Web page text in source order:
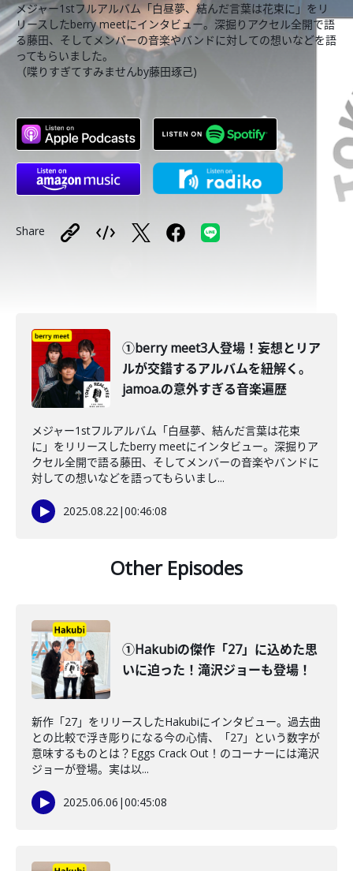
メジャー1stフルアルバム「白昼夢、結んだ言葉は花束に」をリ
リースしたberry meetにインタビュー。深掘りアクセル全開で語
る藤田、そしてメンバーの音楽やバンドに対しての想いなどを語
ってもらいました。
（喋りすぎてすみませんby藤田琢己)
Share
①berry meet3人登場！妄想とリア
ルが交錯するアルバムを紐解く。
jamoa.の意外すぎる音楽遍歴
メジャー1stフルアルバム「白昼夢、結んだ言葉は花束
に」をリリースしたberry meetにインタビュー。深掘りア
クセル全開で語る藤田、そしてメンバーの音楽やバンドに
対しての想いなどを語ってもらいまし...
2025.08.22|00:46:08
Other Episodes
①Hakubiの傑作「27」に込めた思
いに迫った！滝沢ジョーも登場！
新作「27」をリリースしたHakubiにインタビュー。過去曲
との比較で浮き彫りになる今の心情、「27」という数字が
意味するものとは？Eggs Crack Out！のコーナーには滝沢
ジョーが登場。実は以...
2025.06.06 |00:45:08